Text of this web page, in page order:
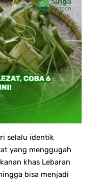
selalu identik
yang menggugah
khas Lebaran
bisa menjadi